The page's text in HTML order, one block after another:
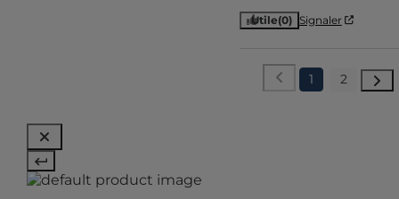
Utile(0) Signaler
1 2